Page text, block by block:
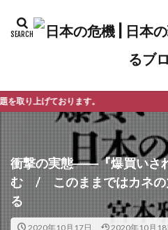
衝撃の実態――『爆買いさ
む / このままではカネの
る
2020年10月17日
2020年10月18